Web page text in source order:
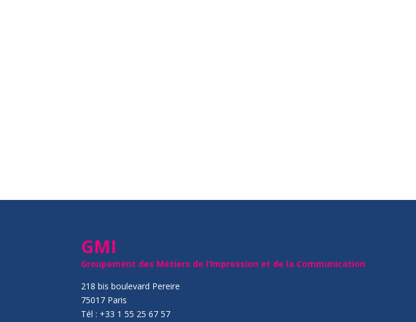
GMI
Groupement des Métiers de l’Impression et de la Communication
218 bis boulevard Pereire
75017 Paris
Tél : +33 1 55 25 67 57